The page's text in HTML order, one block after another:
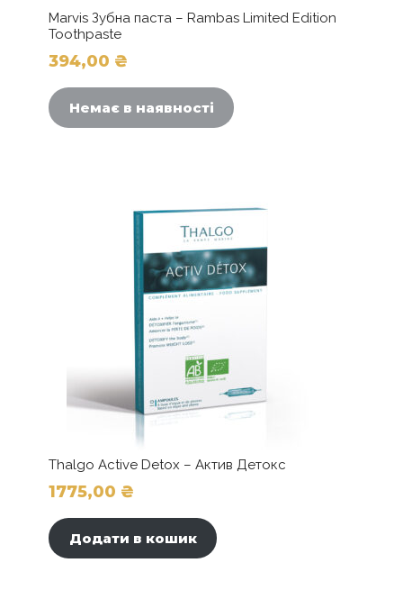
Marvis Зубна паста – Rambas Limited Edition
Toothpaste
394,00 ₴
Немає в наявності
Thalgo Active Detox – Актив Детокс
1775,00 ₴
Додати в кошик